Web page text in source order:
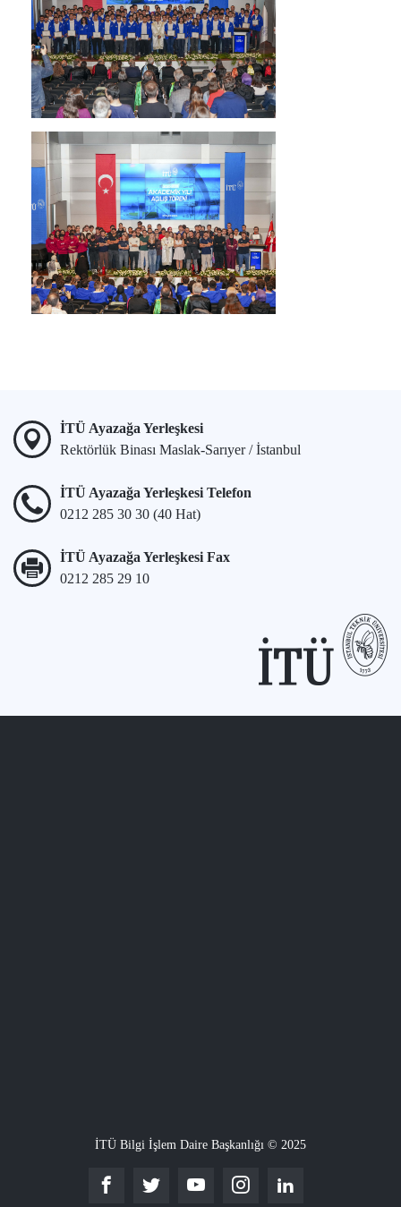
İTÜ Ayazağa Yerleşkesi
Rektörlük Binası Maslak-Sarıyer / İstanbul
İTÜ Ayazağa Yerleşkesi Telefon
0212 285 30 30 (40 Hat)
İTÜ Ayazağa Yerleşkesi Fax
0212 285 29 10
İTÜ Bilgi İşlem Daire Başkanlığı © 2025